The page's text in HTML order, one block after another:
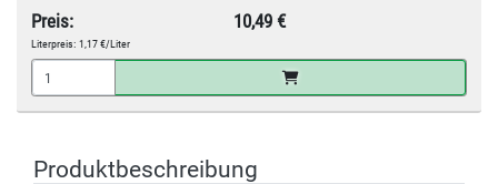
Preis: 10,49 €
Literpreis: 1,17 €/Liter
Produktbeschreibung